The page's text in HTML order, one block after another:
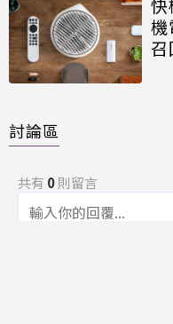
快
機
討論區
共有 0則留言